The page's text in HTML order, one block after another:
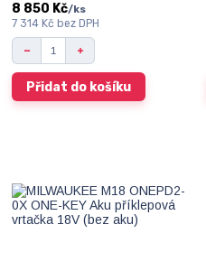
8 850 Kč/ks
7 314 Kč bez DPH
Přidat do košíku